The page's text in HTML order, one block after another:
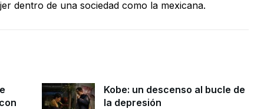
dentro de una sociedad como la mexicana.
Kobe: un descenso al bucle de
la depresión